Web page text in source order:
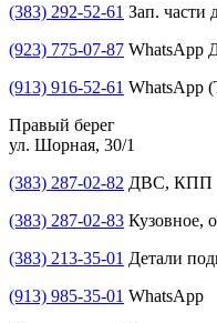
(383) 292-52-61 Зап. части
(923) 775-07-87
(913) 916-52-61 WhatsApp
Правый берег
ул. Шорная, 30/1
(383) 287-02-82 ДВС, КПП
(383) 287-02-83 Кузовное,
(383) 213-35-01 Детали
(913) 985-35-01 WhatsApp